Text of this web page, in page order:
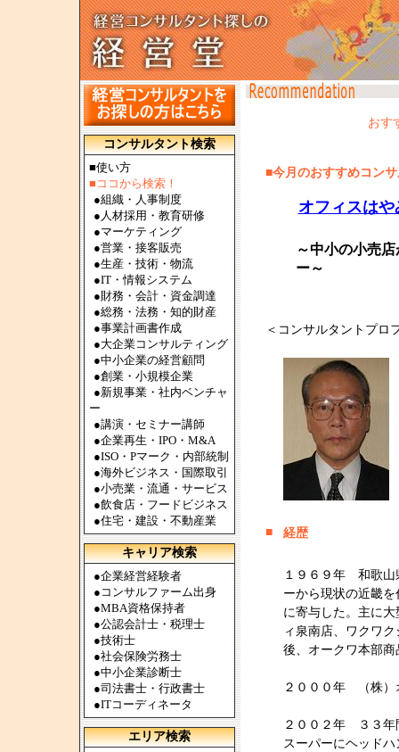
コンサルタント検索
■使い方
■ココから検索！
●組織・人事制度
● 人材採用・教育研修
●マーケティング
●営業・接客販売
●生産・技術・物流
●IT・情報システム
●財務・会計・資金調達
●総務・法務・知的財産
●事業計画書作成
●大企業コンサルティング
●中小企業の経営顧問
●創業・小規模企業
●新規事業・社内ベンチャ
ー
●講演・セミナー講師
●企業再生・IPO・M&A
●ISO・Pマーク・内部統制
●海外ビジネス・国際取引
●小売業・流通・サービス
●飲食店・フードビジネス
●住宅・建設・不動産業
キャリア検索
●企業経営経験者
● コンサルファーム出身
●MBA資格保持者
●公認会計士・税理士
●技術士
●社会保険労務士
●中小企業診断士
●司法書士・行政書士
●ITコーディネータ
エリア検索
おす
■今月のおすすめコン
オフィスは
～中小の小売
ー～
＜コンサルタントプロ
■ 経歴
１９６９年 和歌山
ーから現状の近畿
に寄与した。主に
ィ泉南店、ワクワ
後、オークワ本部
２０００年 （株）
２００２年 ３３年
スーパーにヘッド